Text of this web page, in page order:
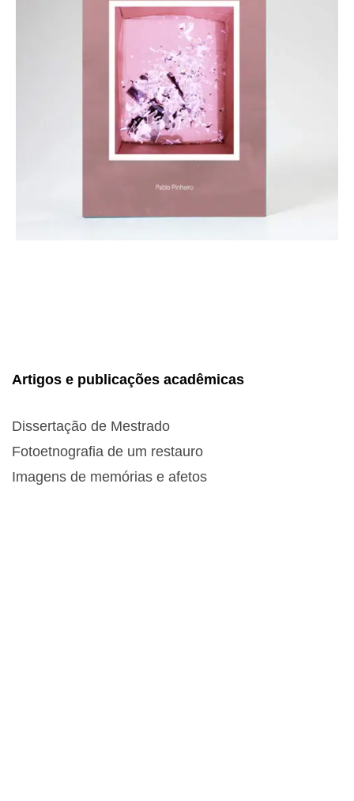
Artigos e publicações acadêmicas
Dissertação de Mestrado
Fotoetnografia de um restauro
Imagens de memórias e afetos